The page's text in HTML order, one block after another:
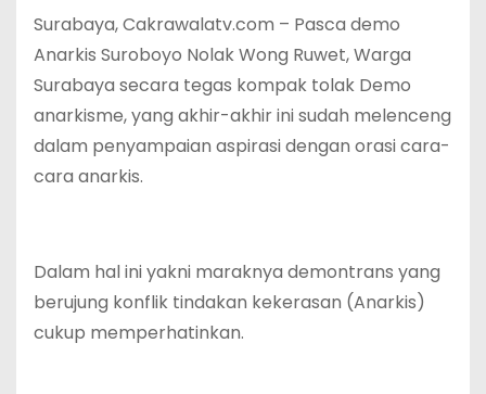
Surabaya, Cakrawalatv.com – Pasca demo
Anarkis Suroboyo Nolak Wong Ruwet, Warga
Surabaya secara tegas kompak tolak Demo
anarkisme, yang akhir-akhir ini sudah melenceng
dalam penyampaian aspirasi dengan orasi cara-
cara anarkis.
Dalam hal ini yakni maraknya demontrans yang
berujung konflik tindakan kekerasan (Anarkis)
cukup memperhatinkan.